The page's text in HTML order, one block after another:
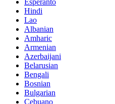
Hindi
Lao
Albanian
Amharic
Armenian
Azerbaijani
Belarusian
Bengali
Bosnian
Bulgarian
Cebuano